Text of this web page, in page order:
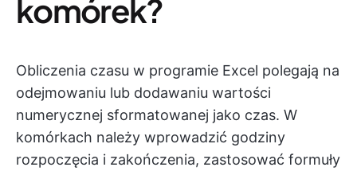
komórek?
Obliczenia czasu w programie Excel polegają na
odejmowaniu lub dodawaniu wartości
numerycznej sformatowanej jako czas. W
komórkach należy wprowadzić godziny
rozpoczęcia i zakończenia, zastosować formuły